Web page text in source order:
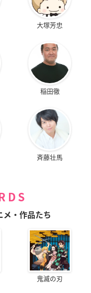
大塚芳忠
稲田徹
斉藤壮馬
メ・作品たち
鬼滅の刃